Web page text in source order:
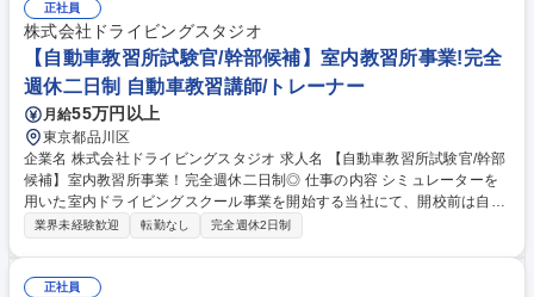
正社員
株式会社ドライビングスタジオ
【自動車教習所試験官/幹部候補】室内教習所事業!完全
週休二日制 自動車教習講師/トレーナー
月給55万円以上
東京都品川区
企業名 株式会社ドライビングスタジオ 求人名 【自動車教習所試験官/幹部
候補】室内教習所事業！完全週休二日制◎ 仕事の内容 シミュレーターを
用いた室内ドライビングスクール事業を開始する当社にて、開校前は自動
車教習所試験官の知見を用いてシミュレーターの要件定義・試験プログラ
容を設計いただきます。実際にプログラミングをするのではなく、運転免
業界未経験歓迎 転勤なし 完全週休2日制
正社員